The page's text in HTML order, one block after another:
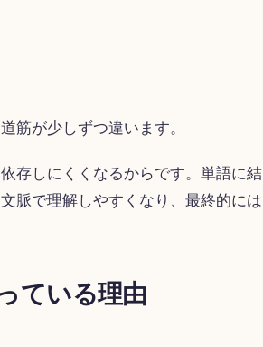
筋が少しずつ違います。
存しにくくなるからです。単語に結
脈で理解しやすくなり、最終的には
ている理由